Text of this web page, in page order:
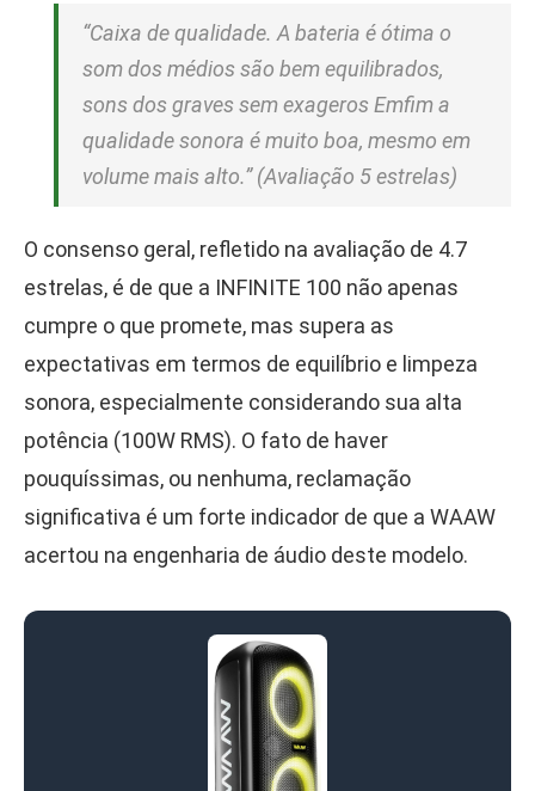
“Caixa de qualidade. A bateria é ótima o
som dos médios são bem equilibrados,
sons dos graves sem exageros Emfim a
qualidade sonora é muito boa, mesmo em
volume mais alto.” (Avaliação 5 estrelas)
O consenso geral, refletido na avaliação de 4.7
estrelas, é de que a INFINITE 100 não apenas
cumpre o que promete, mas supera as
expectativas em termos de equilíbrio e limpeza
sonora, especialmente considerando sua alta
potência (100W RMS). O fato de haver
pouquíssimas, ou nenhuma, reclamação
significativa é um forte indicador de que a WAAW
acertou na engenharia de áudio deste modelo.